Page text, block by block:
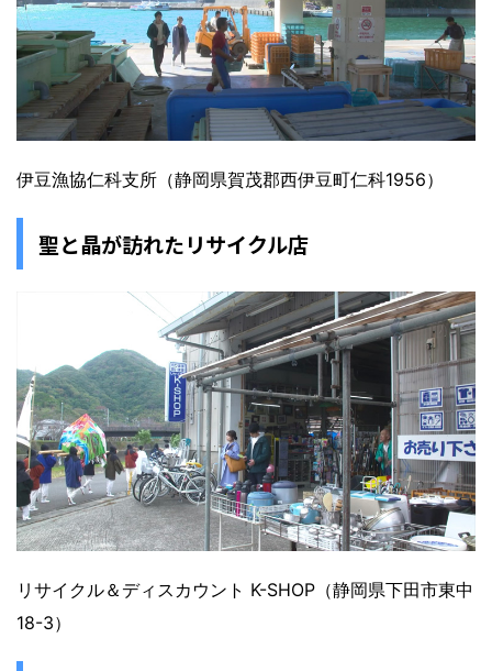
伊豆漁協仁科支所（静岡県賀茂郡西伊豆町仁科1956）
聖と晶が訪れたリサイクル店
リサイクル＆ディスカウント K-SHOP（静岡県下田市東中
18-3）